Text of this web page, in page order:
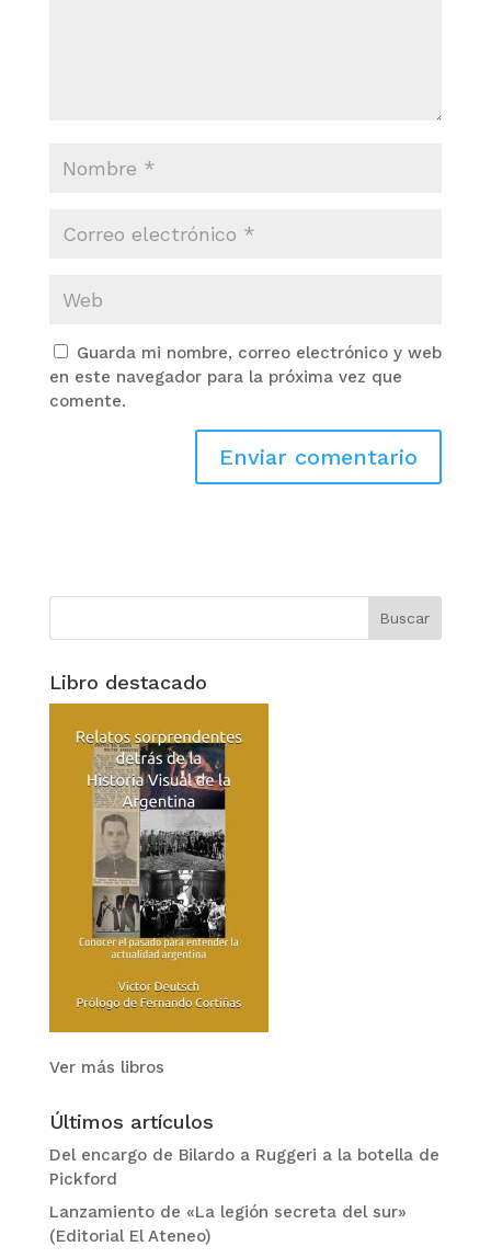
Guarda mi nombre, correo electrónico y web
en este navegador para la próxima vez que
comente.
Libro destacado
Ver más libros
Últimos artículos
Del encargo de Bilardo a Ruggeri a la botella de
Pickford
Lanzamiento de «La legión secreta del sur»
(Editorial El Ateneo)